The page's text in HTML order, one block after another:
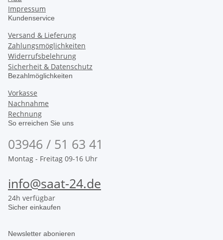
Impressum
Kundenservice
Versand & Lieferung
Zahlungsmöglichkeiten
Widerrufsbelehrung
Sicherheit & Datenschutz
Bezahlmöglichkeiten
Vorkasse
Nachnahme
Rechnung
So erreichen Sie uns
03946 / 51 63 41
Montag - Freitag 09-16 Uhr
info@saat-24.de
24h verfügbar
Sicher einkaufen
Newsletter abonieren